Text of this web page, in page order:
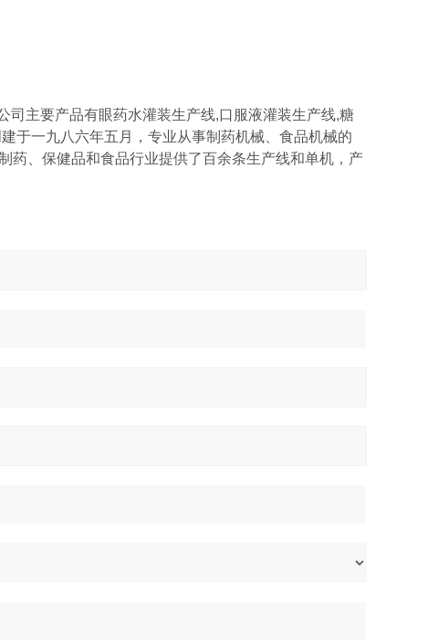
主要产品有眼药水灌装生产线,口服液灌装生产线,糖
于一九八六年五月，专业从事制药机械、食品机械的
药、保健品和食品行业提供了百余条生产线和单机，产